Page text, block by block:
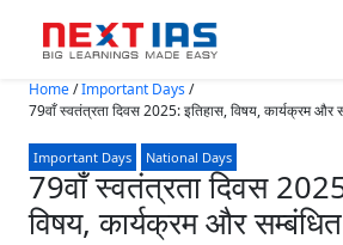
Skip to main content
Home/Important Days/
79वाँ स्वतंत्रता दिवस 2025: इतिहास, विषय, कार्यक्रम और
Important Days National Days
79वाँ स्वतंत्रता दिवस
विषय, कार्यक्रम और